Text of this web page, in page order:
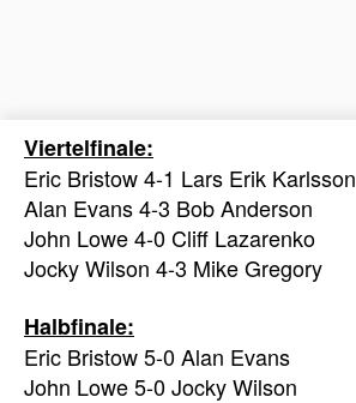
Viertelfinale:
Eric Bristow 4-1 Lars Erik Karlsson
Alan Evans 4-3 Bob Anderson
John Lowe 4-0 Cliff Lazarenko
Jocky Wilson 4-3 Mike Gregory
Halbfinale:
Eric Bristow 5-0 Alan Evans
John Lowe 5-0 Jocky Wilson